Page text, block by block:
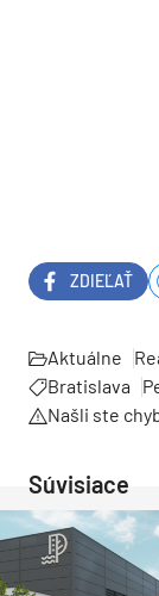
ZDIEĽAŤ
Aktuálne
Bratislava
Našli ste
Súvisiace